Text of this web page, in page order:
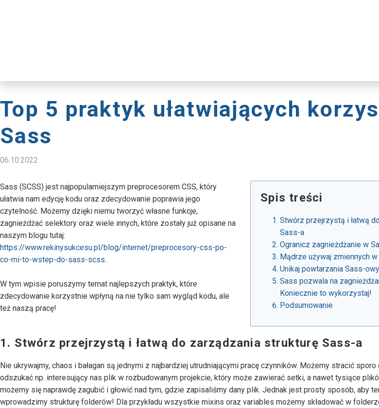
Top 5 praktyk ułatwiających
Sass
06.10.2022
Sass (SCSS) jest najpopularniejszym preprocesorem CSS, który
ułatwia nam edycję kodu oraz zdecydowanie poprawia jego
czytelność. Możemy dzięki niemu tworzyć własne funkcje,
zagnieżdżać selektory oraz wiele innych, które zostały już opisane na
naszym blogu tutaj:
https://www.rekinysukcesu.pl/blog/internet/preprocesory-css-po-
co-mi-to-wstep-do-sass-scss.
W tym wpisie poruszymy temat najlepszych praktyk, które
zdecydowanie korzystnie wpłyną na nie tylko sam wygląd kodu, ale
też naszą pracę!
Spis treści
Stwórz przejrzystą i łatwą
Sass-a
Ogranicz zagnieżdżanie w
Mądrze używaj zmiennych
Unikaj powtarzania Sass-
Sass pozwala na
Koniecznie to wykorzystaj!
Podsumowanie
1. Stwórz przejrzystą i łatwą do zarządzania strukturę Sass-a
Nie ukrywajmy, chaos i bałagan są jednymi z najbardziej utrudniającymi pracę czynników. Możemy stracić
odszukać np. interesujący nas plik w rozbudowanym projekcie, który może zawierać setki, a nawet tysiące
możemy się naprawdę zagubić i głowić nad tym, gdzie zapisaliśmy dany plik. Jednak jest prosty sposób, aby
wprowadzimy strukturę folderów! Dla przykładu wszystkie mixins oraz variables możemy składować w